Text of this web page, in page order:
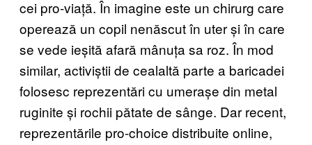
cei pro-viață. În imagine este un chirurg care
operează un copil nenăscut în uter și în care
se vede ieșită afară mânuța sa roz. În mod
similar, activiștii de cealaltă parte a baricadei
folosesc reprezentări cu umerașe din metal
ruginite și rochii pătate de sânge. Dar recent,
reprezentările pro-choice distribuite online,